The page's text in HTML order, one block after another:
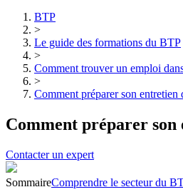
BTP
>
Le guide des formations du BTP
>
Comment trouver un emploi
>
Comment préparer son entretien
Comment préparer son
Contacter un expert
SommaireComprendre le secteur du